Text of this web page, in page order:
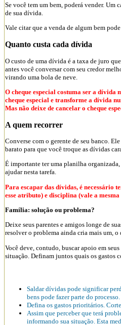
Se você tem um bem, poderá vender. Um
de sua dívida.
Vale citar que a venda de algum bem
Quanto custa cada dívida
O custo de uma dívida é a taxa de juro
antes você conversar com seu credor
virando uma bola de neve.
O cheque especial costuma ser a
cheque especial e transforme a dívida
Mas não deixe de cancelar o cheque
A quem recorrer
Converse com o gerente de seu banco.
barato para que você troque as dívidas
É importante ter uma planilha
ajudar nesta tarefa.
Para escapar das dívidas, é necessário
esse atributo) e disciplina (vale a
Família: solução ou problema?
Deixe seus parentes e amigos longe de
resolver o problema ainda cria mais um, o
Você deve, contudo, buscar apoio em
situação. Definam juntos quais os gastos
Saldar dívidas pode significar
bens pode fazer parte do processo.
Defina os gastos prioritários.
Assim que perceber que terá
informando sua situação. Esta